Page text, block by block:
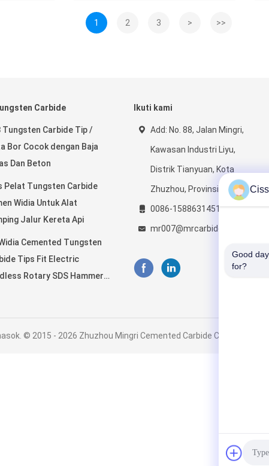
1 2 3 > >>
Carbide
Tungsten Carbide Tip /
Bor Cocok dengan Baja
Dan Beton
Pelat Tungsten Carbide
Widia Untuk Alat
Jalur Kereta Api
Cemented Tungsten
Tips Fit Electric
Rotary SDS Hammer
Ikuti kami
Add: No. 88, Jalan Mingri,
Kawasan Industri Liyu,
Distrik Tianyuan, Kota
Zhuzhou, Provinsi Hunan.
0086-15886314519
mr007@mrcarbide.com
© 2015 - 2026 Zhuzhou Mingri Cemented Carbide Co., Ltd.. All
Good
for?